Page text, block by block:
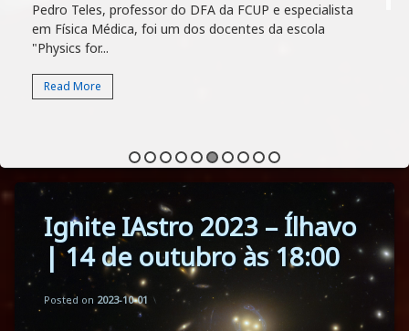
Pedro Teles, professor do DFA da FCUP e especialista
em Física Médica, foi um dos docentes da escola
"Physics for...
Read More
Ignite IAstro 2023 – Ílhavo
| 14 de outubro às 18:00
Posted on 2023-10-01
Updated on 2023-11-10
byMario Monteiro